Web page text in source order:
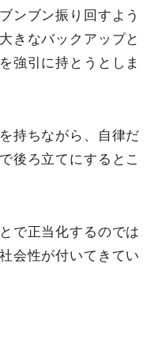
ンブン振り回すよう
きなバックアップと
強引に持とうとしま
持ちながら、自律だ
後ろ立てにするとこ
で正当化するのでは
会性が付いてきてい